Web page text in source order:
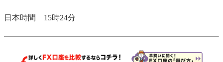
日本時間 15時24分